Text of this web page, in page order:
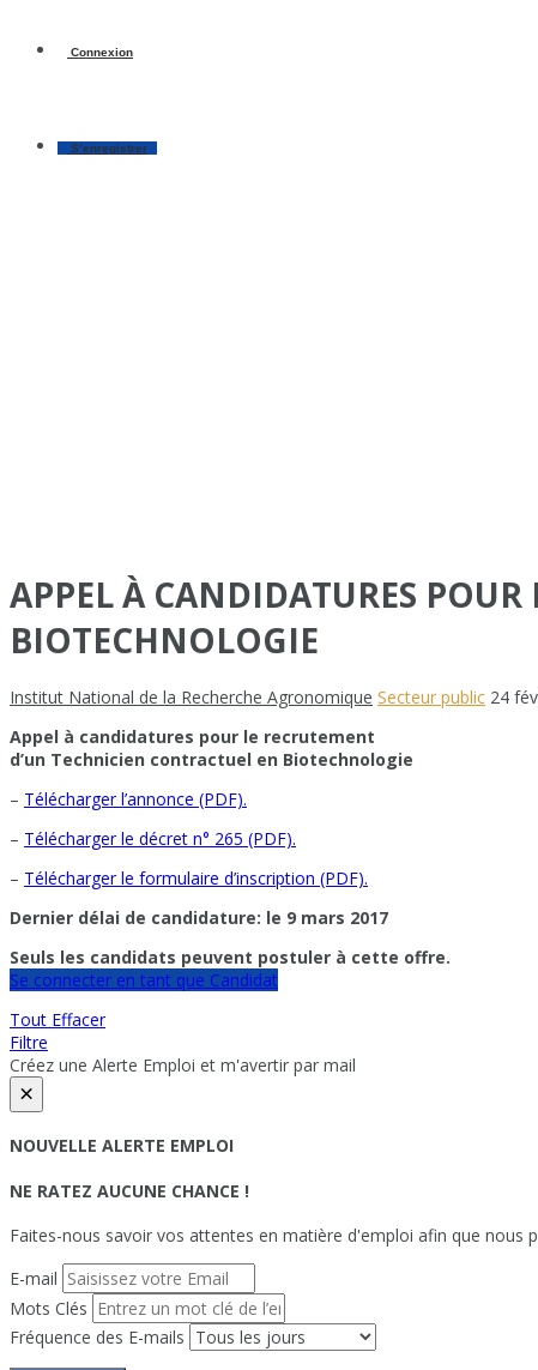
Connexion
S’enregistrer
APPEL À CANDIDATURES
BIOTECHNOLOGIE
Institut National de la Recherche Agronomique Secteur public 24
Appel à candidatures pour le recrutement
d’un Technicien contractuel en Biotechnologie
– Télécharger l’annonce (PDF).
– Télécharger le décret n° 265 (PDF).
– Télécharger le formulaire d’inscription (PDF).
Dernier délai de candidature: le 9 mars 2017
Seuls les candidats peuvent postuler à cette offre.
Se connecter en tant que Candidat
Tout Effacer
Filtre
Créez une Alerte Emploi et m'avertir par mail
×
NOUVELLE ALERTE EMPLOI
NE RATEZ AUCUNE CHANCE !
Faites-nous savoir vos attentes en matière d'emploi afin que nous
E-mail
Mots Clés
Fréquence des E-mails